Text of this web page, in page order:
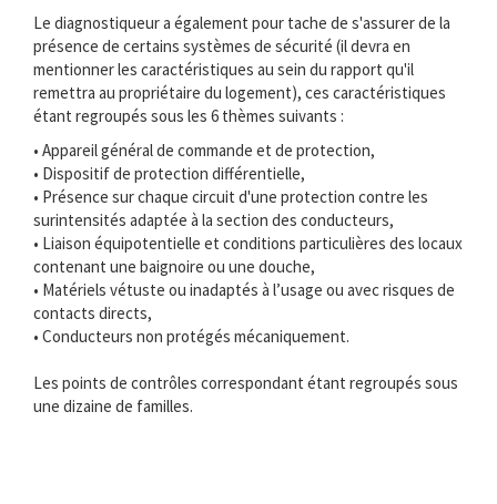
Le diagnostiqueur a également pour tache de s'assurer de la
présence de certains systèmes de sécurité (il devra en
mentionner les caractéristiques au sein du rapport qu'il
remettra au propriétaire du logement), ces caractéristiques
étant regroupés sous les 6 thèmes suivants :
• Appareil général de commande et de protection,
• Dispositif de protection différentielle,
• Présence sur chaque circuit d'une protection contre les
surintensités adaptée à la section des conducteurs,
• Liaison équipotentielle et conditions particulières des locaux
contenant une baignoire ou une douche,
• Matériels vétuste ou inadaptés à l’usage ou avec risques de
contacts directs,
• Conducteurs non protégés mécaniquement.
Les points de contrôles correspondant étant regroupés sous
une dizaine de familles.